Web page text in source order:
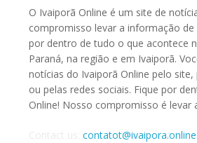
O Ivaiporã Online é um site de
compromisso levar a informação
por dentro de tudo o que acontece
Paraná, na região e em Ivaiporã.
notícias do Ivaiporã Online pelo
ou pelas redes sociais. Fique por
Online! Nosso compromisso é levar
contatot@ivaipora.online